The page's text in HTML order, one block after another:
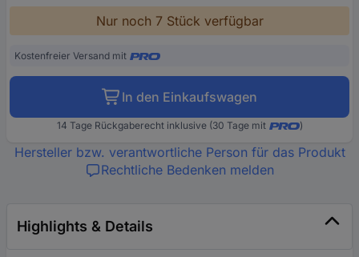
Nur noch 7 Stück verfügbar
Kostenfreier Versand mit
In den Einkaufswagen
14 Tage Rückgaberecht inklusive (30 Tage mit )
Hersteller bzw. verantwortliche Person für das Produkt
Rechtliche Bedenken melden
Highlights & Details